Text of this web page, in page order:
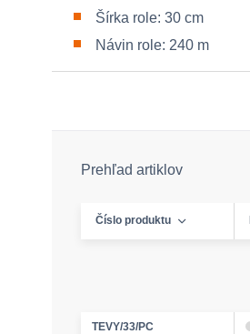
Šírka role: 30 cm
Návin role: 240 m
Prehľad artiklov
Číslo produktu
TEVY/33/PC